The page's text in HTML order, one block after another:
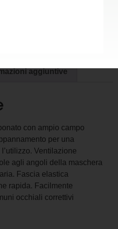
– 06E027
aggiuntive
con ampio campo
per una
Ventilazione
agli angoli della maschera
Fascia elastica
rapida. Facilmente
occhiali correttivi